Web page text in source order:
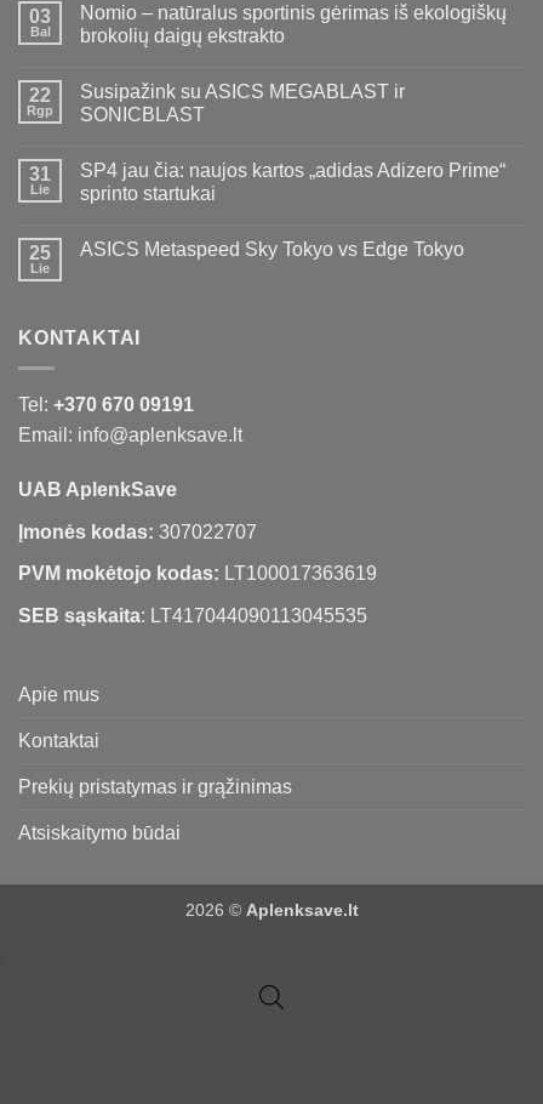
03
Bal
Nomio – natūralus sportinis gėrimas iš ekologiškų
brokolių daigų ekstrakto
22
Rgp
Susipažink su ASICS MEGABLAST ir
SONICBLAST
31
Lie
SP4 jau čia: naujos kartos „adidas Adizero Prime“
sprinto startukai
25
Lie
ASICS Metaspeed Sky Tokyo vs Edge Tokyo
KONTAKTAI
Tel: +370 670 09191
Email: info@aplenksave.lt
UAB AplenkSave
Įmonės kodas: 307022707
PVM mokėtojo kodas: LT100017363619
SEB sąskaita: LT417044090113045535
Apie mus
Kontaktai
Prekių pristatymas ir grąžinimas
Atsiskaitymo būdai
2026 © Aplenksave.lt